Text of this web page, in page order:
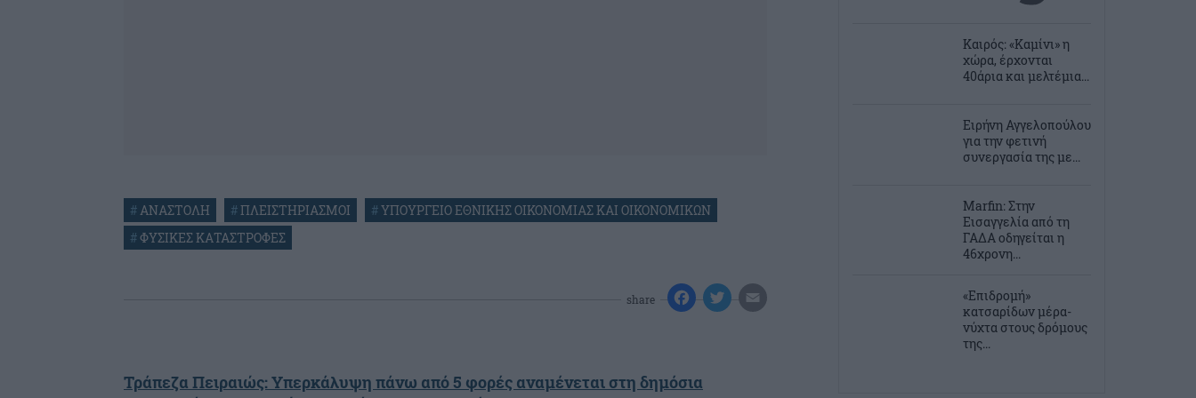
#ΑΝΑΣΤΟΛΗ #ΠΛΕΙΣΤΗΡΙΑΣΜΟΙ #ΥΠΟΥΡΓΕΙΟ ΕΘΝΙΚΗΣ ΟΙΚΟΝΟΜΙΑΣ ΚΑΙ ΟΙΚΟΝΟΜΙΚΩΝ
#ΦΥΣΙΚΕΣ ΚΑΤΑΣΤΡΟΦΕΣ
share
Τράπεζα Πειραιώς: Υπερκάλυψη πάνω από 5 φορές αναμένεται στη δημόσια
Καιρός: «Καμίνι» η
χώρα, έρχονται
40άρια και μελτέμια...
Ειρήνη Αγγελοπούλου
για την φετινή
συνεργασία της με...
Marfin: Στην
Εισαγγελία από τη
ΓΑΔΑ οδηγείται η
46χρονη...
«Επιδρομή»
κατσαρίδων μέρα-
νύχτα στους δρόμους
της...